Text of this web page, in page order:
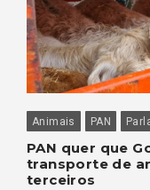
Animais PAN
PAN quer que
transporte de
terceiros